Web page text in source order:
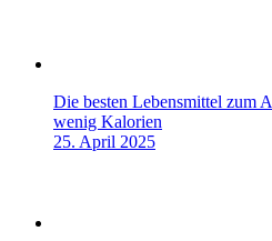
Die besten Lebensmittel zum
wenig Kalorien
25. April 2025